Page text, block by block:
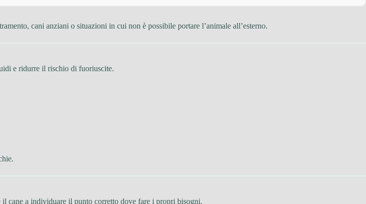
cani anziani o situazioni in cui non è possibile portare l’animale all’esterno.
e ridurre il rischio di fuoriuscite.
il cane a individuare il punto corretto dove fare i propri bisogni.